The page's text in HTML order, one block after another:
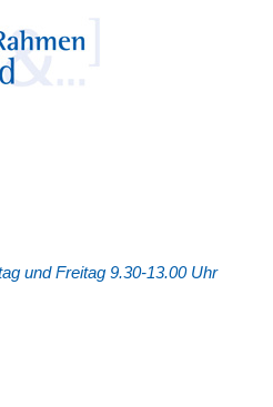
und Freitag 9.30-13.00 Uhr